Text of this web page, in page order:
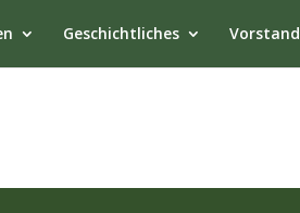
Geschichtliches Vorstand